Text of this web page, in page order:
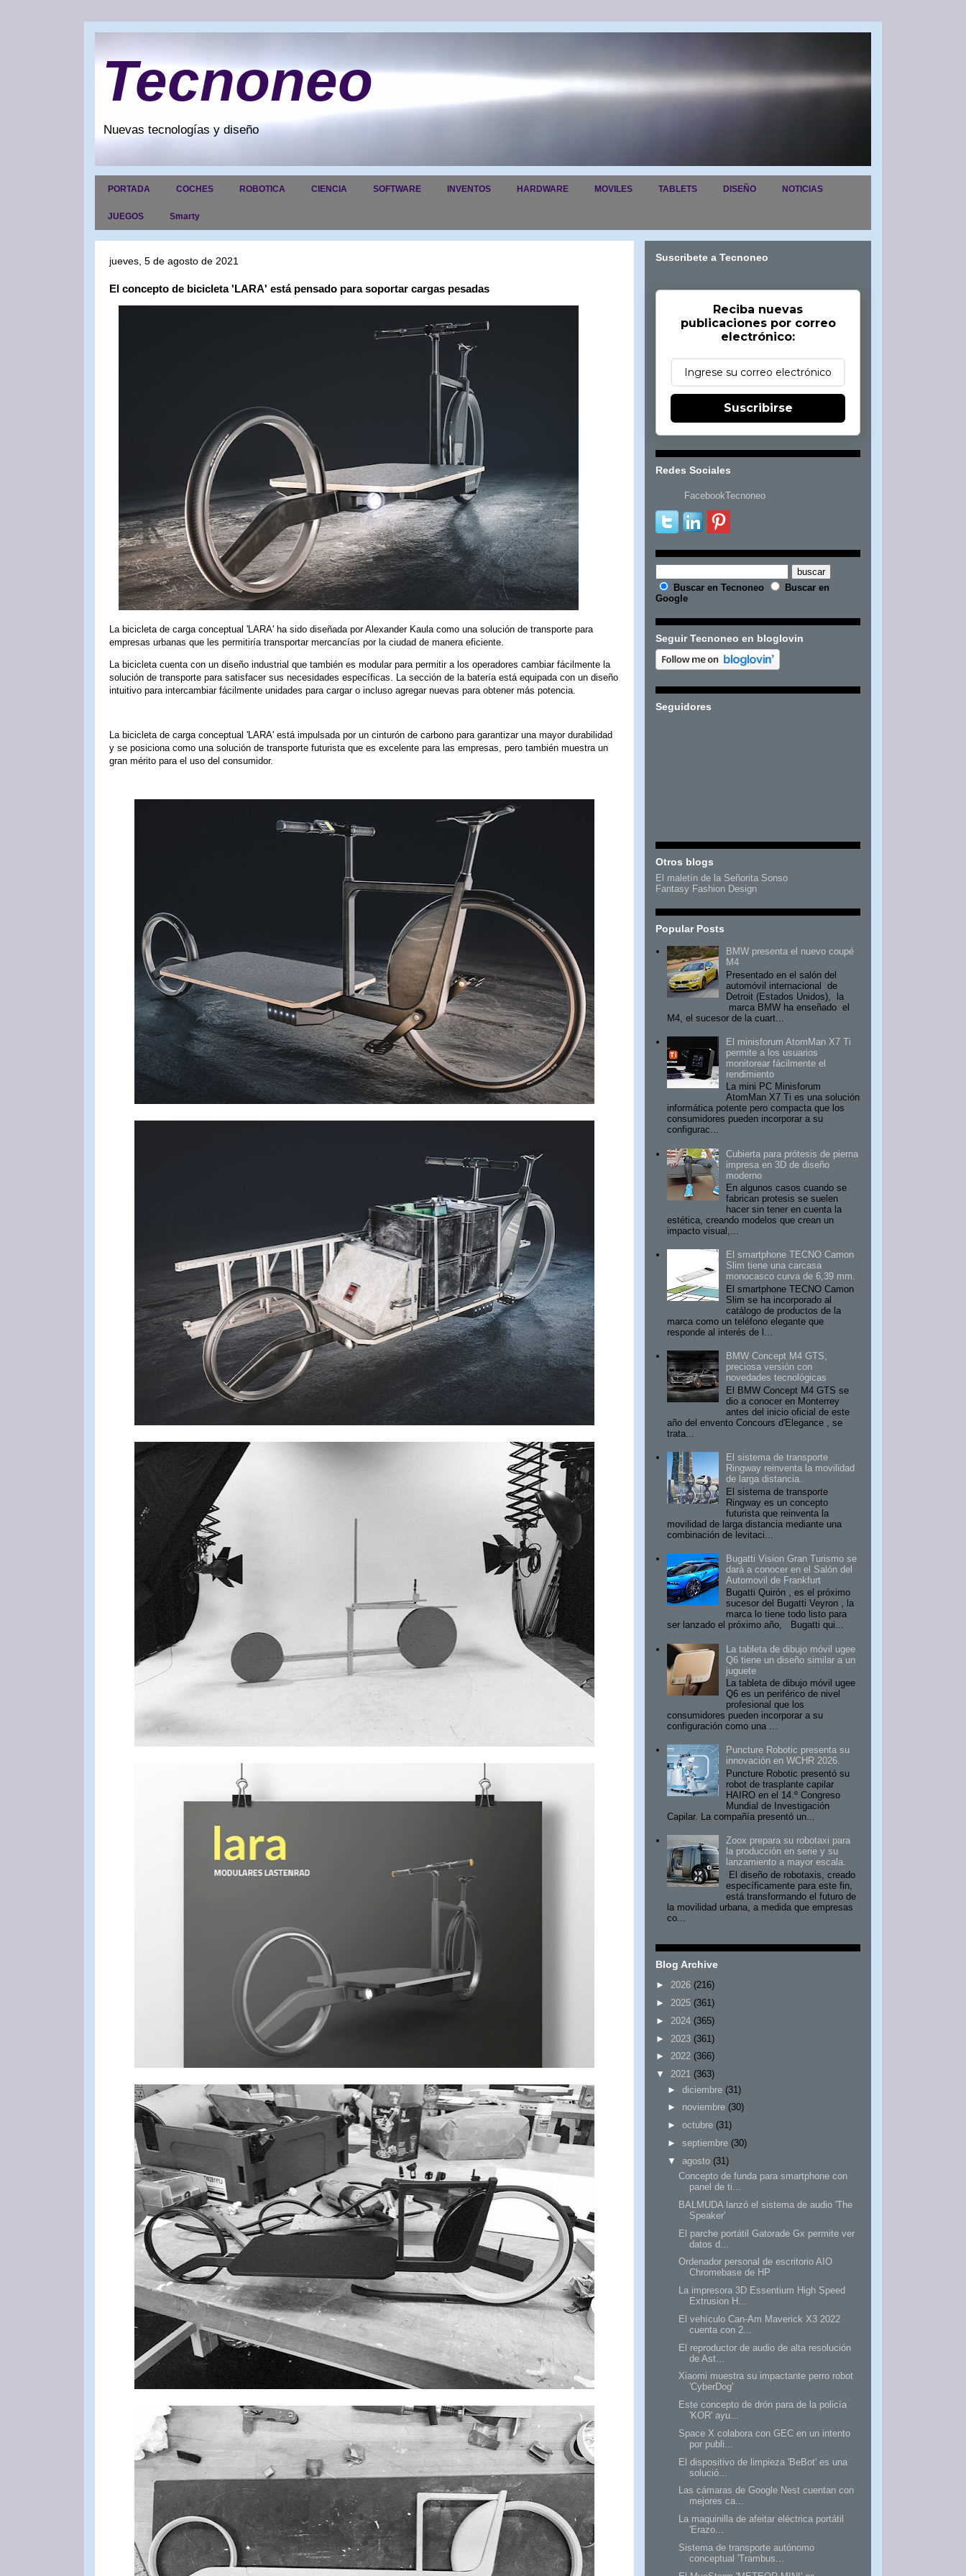
Tecnoneo
Nuevas tecnologías y diseño
PORTADA COCHES ROBOTICA CIENCIA SOFTWARE INVENTOS HARDWARE MOVILES TABLETS DISEÑO NOTICIAS
JUEGOS Smarty
jueves, 5 de agosto de 2021
El concepto de bicicleta 'LARA' está pensado para soportar cargas pesadas
La bicicleta de carga conceptual 'LARA' ha sido diseñada por Alexander Kaula como una solución de transporte para
empresas urbanas que les permitiría transportar mercancías por la ciudad de manera eficiente.
La bicicleta cuenta con un diseño industrial que también es modular para permitir a los operadores cambiar fácilmente la
solución de transporte para satisfacer sus necesidades específicas. La sección de la batería está equipada con un diseño
intuitivo para intercambiar fácilmente unidades para cargar o incluso agregar nuevas para obtener más potencia.
La bicicleta de carga conceptual 'LARA' está impulsada por un cinturón de carbono para garantizar una mayor durabilidad
y se posiciona como una solución de transporte futurista que es excelente para las empresas, pero también muestra un
gran mérito para el uso del consumidor.
Suscribete a Tecnoneo
Reciba nuevas
publicaciones por correo
electrónico:
Suscribirse
Redes Sociales
FacebookTecnoneo
Buscar en Tecnoneo
Buscar en
Google
Seguir Tecnoneo en bloglovin
Seguidores
Otros blogs
El maletín de la Señorita Sonso
Fantasy Fashion Design
Popular Posts
BMW presenta el nuevo coupé
M4
Presentado en el salón del
automóvil internacional de
Detroit (Estados Unidos), la
marca BMW ha enseñado el
M4, el sucesor de la cuart...
El minisforum AtomMan X7 Ti
permite a los usuarios
monitorear fácilmente el
rendimiento
La mini PC Minisforum
AtomMan X7 Ti es una solución
informática potente pero compacta que los
consumidores pueden incorporar a su
configurac...
Cubierta para prótesis de pierna
impresa en 3D de diseño
moderno
En algunos casos cuando se
fabrican protesis se suelen
hacer sin tener en cuenta la
estética, creando modelos que crean un
impacto visual,...
El smartphone TECNO Camon
Slim tiene una carcasa
monocasco curva de 6,39 mm.
El smartphone TECNO Camon
Slim se ha incorporado al
catálogo de productos de la
marca como un teléfono elegante que
responde al interés de l...
BMW Concept M4 GTS,
preciosa versión con
novedades tecnológicas
El BMW Concept M4 GTS se
dio a conocer en Monterrey
antes del inicio oficial de este
año del envento Concours d'Elegance , se
trata...
El sistema de transporte
Ringway reinventa la movilidad
de larga distancia.
El sistema de transporte
Ringway es un concepto
futurista que reinventa la
movilidad de larga distancia mediante una
combinación de levitaci...
Bugatti Vision Gran Turismo se
dará a conocer en el Salón del
Automovil de Frankfurt
Bugatti Quirón , es el próximo
sucesor del Bugatti Veyron , la
marca lo tiene todo listo para
ser lanzado el próximo año, Bugatti qui...
La tableta de dibujo móvil ugee
Q6 tiene un diseño similar a un
juguete
La tableta de dibujo móvil ugee
Q6 es un periférico de nivel
profesional que los
consumidores pueden incorporar a su
configuración como una ...
Puncture Robotic presenta su
innovación en WCHR 2026.
Puncture Robotic presentó su
robot de trasplante capilar
HAIRO en el 14.º Congreso
Mundial de Investigación
Capilar. La compañía presentó un...
Zoox prepara su robotaxi para
la producción en serie y su
lanzamiento a mayor escala.
El diseño de robotaxis, creado
específicamente para este fin,
está transformando el futuro de
la movilidad urbana, a medida que empresas
co...
Blog Archive
► 2026 (216)
► 2025 (361)
► 2024 (365)
► 2023 (361)
► 2022 (366)
▼
2021 (363)
► diciembre (31)
► noviembre (30)
► octubre (31)
► septiembre (30)
▼
agosto (31)
Concepto de funda para smartphone con
panel de ti...
BALMUDA lanzó el sistema de audio 'The
Speaker'
El parche portátil Gatorade Gx permite ver
datos d...
Ordenador personal de escritorio AIO
Chromebase de HP
La impresora 3D Essentium High Speed ​​
Extrusion H...
El vehículo Can-Am Maverick X3 2022
cuenta con 2...
El reproductor de audio de alta resolución
de Ast...
Xiaomi muestra su impactante perro robot
'CyberDog'
Este concepto de drón para de la policía
'KOR' ayu...
Space X colabora con GEC en un intento
por publi...
El dispositivo de limpieza 'BeBot' es una
solució...
Las cámaras de Google Nest cuentan con
mejores ca...
La maquinilla de afeitar eléctrica portátil
'Erazo...
Sistema de transporte autónomo
conceptual 'Trambus...